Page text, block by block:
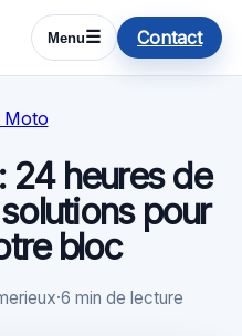
Menu☰ Contact
Moto
24 heures de
pour
bloc
·6 min de lecture